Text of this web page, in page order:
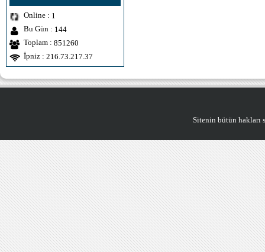
Online : 1
Bu Gün : 144
Toplam : 851260
İpniz : 216.73.217.37
Sitenin bütün hakları